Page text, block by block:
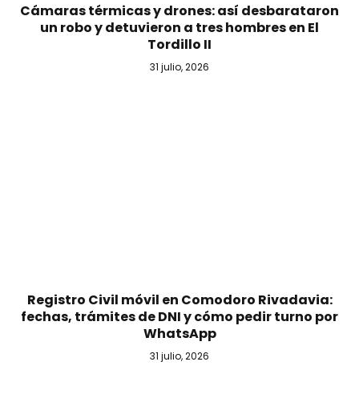
Cámaras térmicas y drones: así desbarataron
un robo y detuvieron a tres hombres en El
Tordillo II
31 julio, 2026
Registro Civil móvil en Comodoro Rivadavia:
fechas, trámites de DNI y cómo pedir turno por
WhatsApp
31 julio, 2026